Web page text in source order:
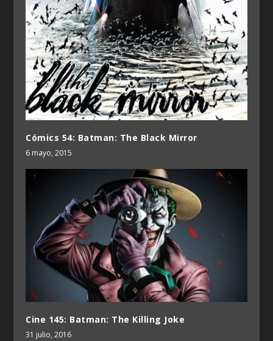
Cómics 54: Batman: The Black Mirror
6 mayo, 2015
Cine 145: Batman: The Killing Joke
31 julio, 2016